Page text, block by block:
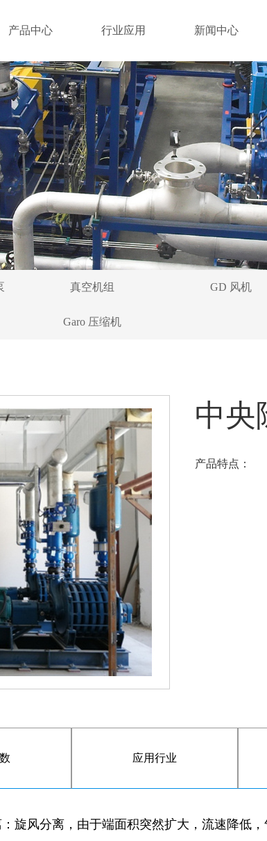
产品中心 行业应用 新闻中心
真空机组 GD 风机
Garo 压缩机
中央
产品特点：
应用行业
旋风分离，由于端面积突然扩大，流速降低